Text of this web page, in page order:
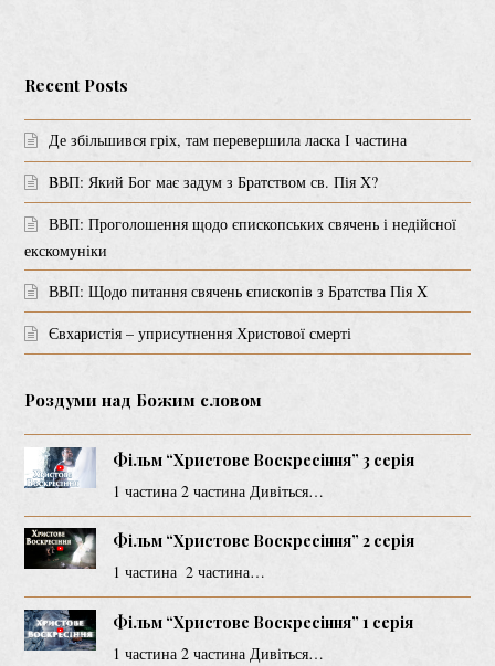
Recent Posts
Де збільшився гріх, там перевершила ласка І частина
BВП: Який Бог має задум з Братством св. Пія X?
ВВП: Проголошення щодо єпископських свячень і недійсної
екскомуніки
ВВП: Щодо питання свячень єпископів з Братства Пія X
Євхаристія – уприсутнення Христової смерті
Роздуми над Божим словом
Фільм “Христове Воскресіння” 3 серія
1 частина 2 частина Дивіться…
Фільм “Христове Воскресіння” 2 серія
1 частина 2 частина…
Фільм “Христове Воскресіння” 1 серія
1 частина 2 частина Дивіться…